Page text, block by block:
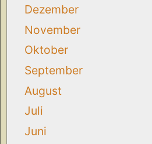
Dezember
November
Oktober
September
August
Juli
Juni